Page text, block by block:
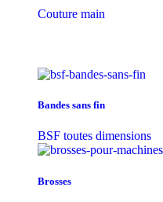
Couture main
Bandes sans fin
BSF toutes dimensions
Brosses